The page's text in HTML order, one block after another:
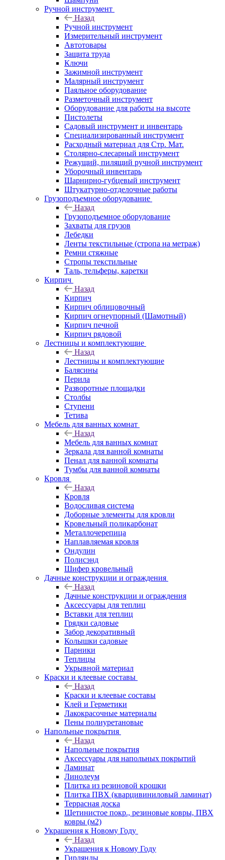
Ручной инструмент
Назад
Ручной инструмент
Измерительный инструмент
Автотовары
Защита труда
Ключи
Зажимной инструмент
Малярный инструмент
Паяльное оборудование
Разметочный инструмент
Оборудование для работы на высоте
Пистолеты
Садовый инструмент и инвентарь
Специализированный инструмент
Расходный материал для Стр. Мат.
Столярно-слесарный инструмент
Режущий, пилящий ручной инструмент
Уборочный инвентарь
Шарнирно-губцевый инструмент
Штукатурно-отделочные работы
Грузоподъемное оборудование
Назад
Грузоподъемное оборудование
Захваты для грузов
Лебедки
Ленты текстильные (стропа на метраж)
Ремни стяжные
Стропы текстильные
Таль, тельферы, каретки
Кирпич
Назад
Кирпич
Кирпич облицовочный
Кирпич огнеупорный (Шамотный)
Кирпич печной
Кирпич рядовой
Лестницы и комплектующие
Назад
Лестницы и комплектующие
Балясины
Перила
Разворотные площадки
Столбы
Ступени
Тетива
Мебель для ванных комнат
Назад
Мебель для ванных комнат
Зеркала для ванной комнаты
Пенал для ванной комнаты
Тумбы для ванной комнаты
Кровля
Назад
Кровля
Водосливая система
Доборные элементы для кровли
Кровельный поликарбонат
Металлочерепица
Наплавляемая кровля
Ондулин
Полисэнд
Шифер кровельный
Дачные конструкции и ограждения
Назад
Дачные конструкции и ограждения
Аксессуары для теплиц
Вставки для теплиц
Грядки садовые
Забор декоративный
Колышки садовые
Парники
Теплицы
Укрывной материал
Краски и клеевые составы
Назад
Краски и клеевые составы
Клей и Герметики
Лакокрасочные материалы
Пены полиуретановые
Напольные покрытия
Назад
Напольные покрытия
Аксессуары для напольных покрытий
Ламинат
Линолеум
Плитка из резиновой крошки
Плитка ПВХ (кварцивиниловый ламинат)
Террасная доска
Щетинистое покр., резиновые ковры, ПВХ
ковры (м2)
Украшения к Новому Году
Назад
Украшения к Новому Году
Гирлянды